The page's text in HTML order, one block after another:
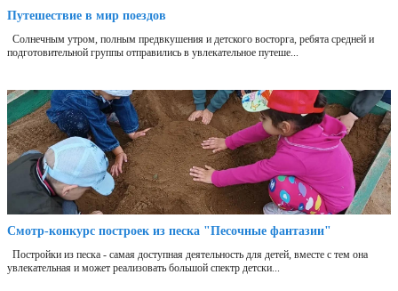
Путешествие в мир поездов
Солнечным утром, полным предвкушения и детского восторга, ребята средней и
подготовительной группы отправились в увлекательное путеше...
Смотр-конкурс построек из песка "Песочные фантазии"
Постройки из песка - самая доступная деятельность для детей, вместе с тем она
увлекательная и может реализовать большой спектр детски...